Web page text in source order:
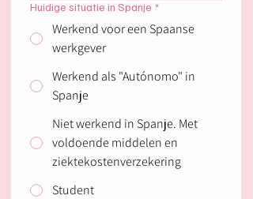
Huidige situatie in Spanje *
Werkend voor een Spaanse
werkgever
Werkend als "Autónomo" in
Spanje
Niet werkend in Spanje. Met
voldoende middelen en
ziektekostenverzekering
Student